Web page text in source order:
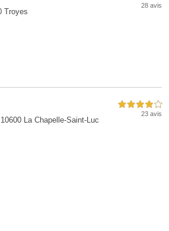
Troyes
28 avis
La Chapelle-Saint-Luc
4,0 étoiles sur 5
23 avis